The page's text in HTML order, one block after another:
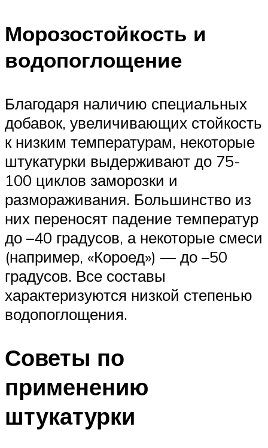
Морозостойкость и
водопоглощение
Благодаря наличию специальных
добавок, увеличивающих стойкость
к низким температурам, некоторые
штукатурки выдерживают до 75-
100 циклов заморозки и
размораживания. Большинство из
них переносят падение температур
до –40 градусов, а некоторые смеси
(например, «Короед») — до –50
градусов. Все составы
характеризуются низкой степенью
водопоглощения.
Советы по
применению
штукатурки